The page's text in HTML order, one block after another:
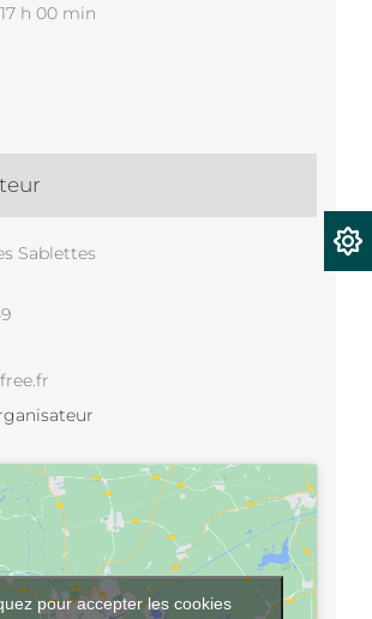
h 00 min
Sablettes
pour accepter les cookies